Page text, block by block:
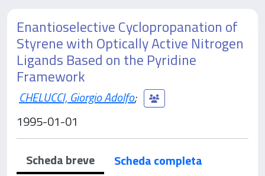
Enantioselective Cyclopropanation of
Styrene with Optically Active Nitrogen
Ligands Based on the Pyridine
Framework
CHELUCCI, Giorgio Adolfo;
1995-01-01
Scheda breve
Scheda completa